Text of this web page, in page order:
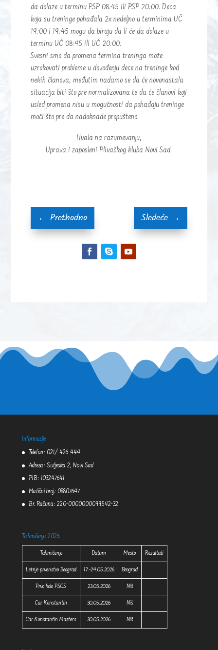
da dolaze u terminu PSP 08:45 ili PSP 20:00. Deca
koja su treninge pohađala 2x nedeljno u terminima UČ
19:00 i 19:45 mogu da biraju da li će da dolaze u
terminu UČ 08:45 ili UČ 20:00.
Svesni smo da promena termina treninga može
uzrokovati probleme u dovođenju dece na treninge kod
nekih članova, međutim nadamo se da će novonastala
situacija biti što pre normalizovana te da će članovi koji
usled promena nisu u mogućnosti da pohađaju treninge
moći što pre da nadoknade propušteno.
Hvala na razumevanju,
Uprava i zaposleni Plivačkog kluba Novi Sad.
← Prethodno Sledeće →
Informacije
Telefon: 021/ 426-444
Adresa: Sutjeska 2, Novi Sad
PIB: 103247641
Matični broj: 08807647
Br. Računa: 220-0000000099542-32
Takmičenja 2026.
Takmičenje Datum Mesto Rezultati
Letnje prvenstvo Beograd 17.-24.05.2026 Beograd
Prvo kolo PSCS 23.05.2026 Niš
Car Konstantin 30.05.2026 Niš
Car Konstantin Masters 30.05.2026 Niš